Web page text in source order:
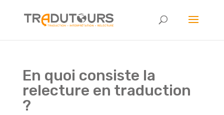
En quoi consiste la
relecture en traduction
?